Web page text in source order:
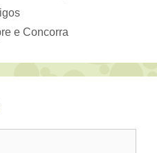
e Concorra